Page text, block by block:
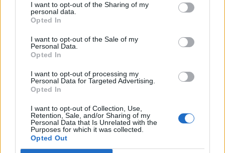
I want to opt-out of the Sharing of my
personal data.
Opted In
I want to opt-out of the Sale of my
Personal Data.
Opted In
I want to opt-out of processing my
Personal Data for Targeted Advertising.
Opted In
I want to opt-out of Collection, Use,
Retention, Sale, and/or Sharing of my
Personal Data that Is Unrelated with the
Purposes for which it was collected.
Opted Out
– magyarázta Nagy Sándor.
vezetője azt mondta, a tanfelügyelőség
nem tudott annyi pedagógust biztosítani,
amennyi a sérült gyermekek mellé
szükséges, ezért ezt az egyesület kellett
megoldja.